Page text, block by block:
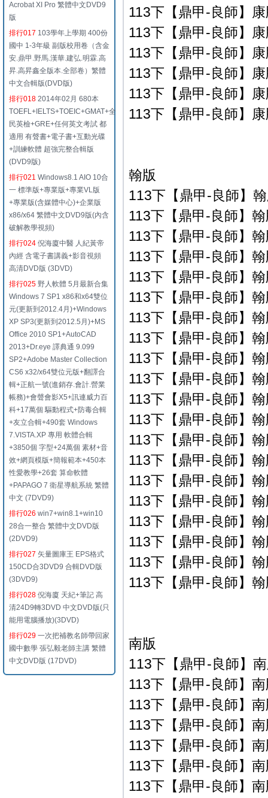
Acrobat XI Pro 繁體中文DVD9
版
排行017 103學年上學期 400份
國中 1-3年級 副版校用卷（含金
安.鼎甲.野馬.漢華.建弘.明霖.高
昇.高昇鑫全版本.全部卷）繁體
中文合輯版(DVD版)
排行018 2014年02月 680本
TOEFL+IELTS+TOEIC+GMAT+全
民英檢+GRE+任何英文考試 都
適用 有聲書+電子書+互動光碟
+訓練軟體 超強完整合輯版
(DVD9版)
排行021 Windows8.1 AIO 10合
一 標準版+專業版+專業VL版
+專業版(含媒體中心)+企業版
x86/x64 繁體中文DVD9版(內含
破解教學視頻)
排行024 倪海廈中醫 人紀黃帝
內經 含電子書講義+影音視頻
高清DVD版 (3DVD)
排行025 野人軟體 5月最新合集
Windows 7 SP1 x86和x64雙位
元(更新到2012.4月)+Windows
XP SP3(更新到2012.5月)+MS
Office 2010 SP1+AutoCAD
2013+Dr.eye 譯典通 9.099
SP2+Adobe Master Collection
CS6 x32/x64雙位元版+翻譯合
輯+正航一號(進銷存.會計.營業
帳務)+會聲會影X5+訊連威力百
科+17萬個 驅動程式+防毒合輯
+友立合輯+490套 Windows
7.VISTA.XP 專用 軟體合輯
+3850個 字型+24萬個 素材+音
效+網頁模版+簡報範本+450本
性愛教學+26套 算命軟體
+PAPAGO 7 衛星導航系統 繁體
中文 (7DVD9)
排行026 win7+win8.1+win10
28合一整合 繁體中文DVD版
(2DVD9)
排行027 矢量圖庫王 EPS格式
150CD合3DVD9 合輯DVD版
(3DVD9)
排行028 倪海廈 天紀+筆記 高
清24D9轉3DVD 中文DVD版(只
能用電腦播放)(3DVD)
排行029 一次把補教名師帶回家
國中數學 張弘毅老師主講 繁體
中文DVD版 (17DVD)
113下【鼎甲-良師】
113下【鼎甲-良師】
113下【鼎甲-良師】
113下【鼎甲-良師】
113下【鼎甲-良師】
113下【鼎甲-良師】
翰版
113下【鼎甲-良師】
113下【鼎甲-良師】
113下【鼎甲-良師】
113下【鼎甲-良師】
113下【鼎甲-良師】
113下【鼎甲-良師】
113下【鼎甲-良師】
113下【鼎甲-良師】
113下【鼎甲-良師】
113下【鼎甲-良師】
113下【鼎甲-良師】
113下【鼎甲-良師】
113下【鼎甲-良師】
113下【鼎甲-良師】
113下【鼎甲-良師】
113下【鼎甲-良師】
113下【鼎甲-良師】
113下【鼎甲-良師】
113下【鼎甲-良師】
113下【鼎甲-良師】
南版
113下【鼎甲-良師】
113下【鼎甲-良師】
113下【鼎甲-良師】
113下【鼎甲-良師】
113下【鼎甲-良師】
113下【鼎甲-良師】
113下【鼎甲-良師】